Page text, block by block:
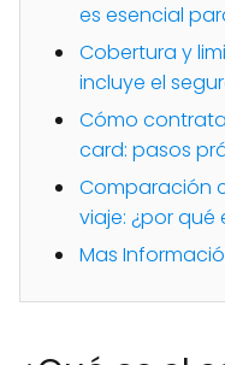
es esencial
Cobertura y
incluye el
Cómo
card: pasos
Comparación
viaje: ¿por qué
Mas